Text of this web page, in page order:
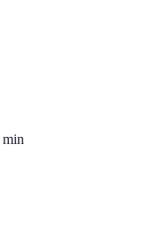
min